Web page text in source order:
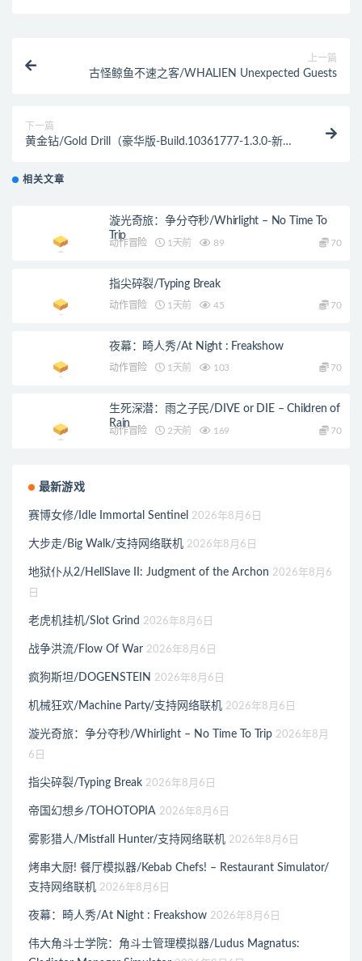
上一篇
古怪鲸鱼不速之客/WHALIEN Unexpected Guests
下一篇
黄金钻/Gold Drill（豪华版-Build.10361777-1.3.0-新年
相关文章
漩光奇旅：争分夺秒/Whirlight – No Time To
Trip
动作冒险 1天前 89 70
指尖碎裂/Typing Break
动作冒险 1天前 45 70
夜幕：畸人秀/At Night : Freakshow
动作冒险 1天前 103 70
生死深潜：雨之子民/DIVE or DIE – Children of
Rain
动作冒险 2天前 169 70
最新游戏
赛博女修/Idle Immortal Sentinel 2026年8月6日
大步走/Big Walk/支持网络联机 2026年8月6日
地狱仆从2/HellSlave II: Judgment of the Archon 2026年8月6
日
老虎机挂机/Slot Grind 2026年8月6日
战争洪流/Flow Of War 2026年8月6日
疯狗斯坦/DOGENSTEIN 2026年8月6日
机械狂欢/Machine Party/支持网络联机 2026年8月6日
漩光奇旅：争分夺秒/Whirlight – No Time To Trip 2026年8月
6日
指尖碎裂/Typing Break 2026年8月6日
帝国幻想乡/TOHOTOPIA 2026年8月6日
雾影猎人/Mistfall Hunter/支持网络联机 2026年8月6日
烤串大厨! 餐厅模拟器/Kebab Chefs! – Restaurant Simulator/
支持网络联机 2026年8月6日
夜幕：畸人秀/At Night : Freakshow 2026年8月6日
伟大角斗士学院：角斗士管理模拟器/Ludus Magnatus: